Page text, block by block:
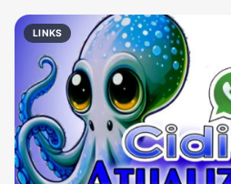
LINKS